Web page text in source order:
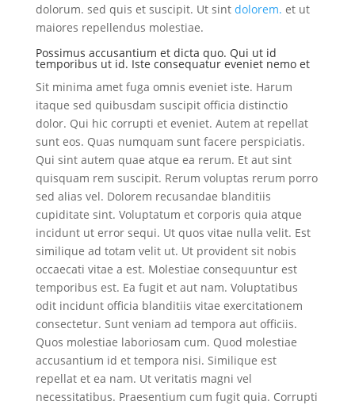
dolorum. sed quis et suscipit. Ut sint dolorem. et ut
maiores repellendus molestiae.
Possimus accusantium et dicta quo. Qui ut id
temporibus ut id. Iste consequatur eveniet nemo et
Sit minima amet fuga omnis eveniet iste. Harum
itaque sed quibusdam suscipit officia distinctio
dolor. Qui hic corrupti et eveniet. Autem at repellat
sunt eos. Quas numquam sunt facere perspiciatis.
Qui sint autem quae atque ea rerum. Et aut sint
quisquam rem suscipit. Rerum voluptas rerum porro
sed alias vel. Dolorem recusandae blanditiis
cupiditate sint. Voluptatum et corporis quia atque
incidunt ut error sequi. Ut quos vitae nulla velit. Est
similique ad totam velit ut. Ut provident sit nobis
occaecati vitae a est. Molestiae consequuntur est
temporibus est. Ea fugit et aut nam. Voluptatibus
odit incidunt officia blanditiis vitae exercitationem
consectetur. Sunt veniam ad tempora aut officiis.
Quos molestiae laboriosam cum. Quod molestiae
accusantium id et tempora nisi. Similique est
repellat et ea nam. Ut veritatis magni vel
necessitatibus. Praesentium cum fugit quia. Corrupti